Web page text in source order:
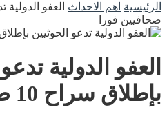
الرئيسية اهم الاحداث
صحافيين فورا
العفو الدولية
بإطلاق سراح 10 صحافيين فورا